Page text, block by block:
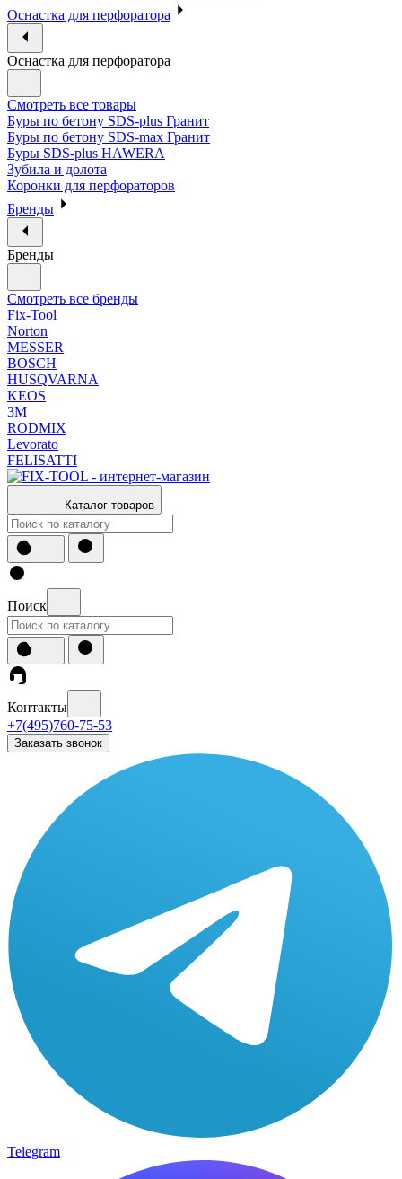
Оснастка для перфоратора
Оснастка для перфоратора
Смотреть все товары
Буры по бетону SDS-plus Гранит
Буры по бетону SDS-max Гранит
Буры SDS-plus HAWERA
Зубила и долота
Коронки для перфораторов
Бренды
Бренды
Смотреть все бренды
Fix-Tool
Norton
MESSER
BOSCH
HUSQVARNA
KEOS
3М
RODMIX
Levorato
FELISATTI
Каталог товаров
Поиск
Контакты
+7(495)760-75-53
Заказать звонок
Telegram